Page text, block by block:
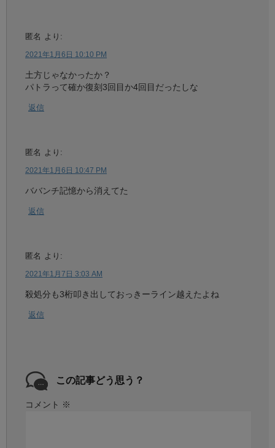
匿名 より:
2021年1月6日 10:10 PM
土方じゃなかったか？
パトラって確か復刻3回目か4回目だったしな
返信
匿名 より:
2021年1月6日 10:47 PM
ババンチ記憶から消えてた
返信
匿名 より:
2021年1月7日 3:03 AM
殺処分も3桁叩き出しておっきーライン越えたよね
返信
この記事どう思う？
コメント ※